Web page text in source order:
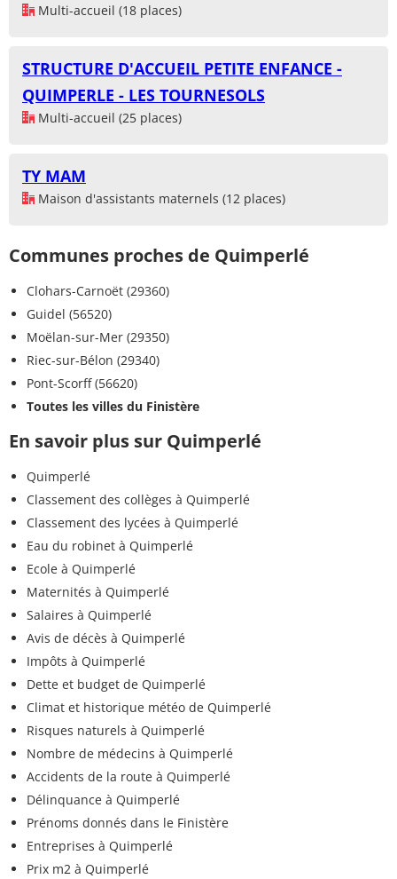
Multi-accueil (18 places)
STRUCTURE D'ACCUEIL PETITE ENFANCE -
QUIMPERLE - LES TOURNESOLS
Multi-accueil (25 places)
TY MAM
Maison d'assistants maternels (12 places)
Communes proches de Quimperlé
Clohars-Carnoët (29360)
Guidel (56520)
Moëlan-sur-Mer (29350)
Riec-sur-Bélon (29340)
Pont-Scorff (56620)
Toutes les villes du Finistère
En savoir plus sur Quimperlé
Quimperlé
Classement des collèges à Quimperlé
Classement des lycées à Quimperlé
Eau du robinet à Quimperlé
Ecole à Quimperlé
Maternités à Quimperlé
Salaires à Quimperlé
Avis de décès à Quimperlé
Impôts à Quimperlé
Dette et budget de Quimperlé
Climat et historique météo de Quimperlé
Risques naturels à Quimperlé
Nombre de médecins à Quimperlé
Accidents de la route à Quimperlé
Délinquance à Quimperlé
Prénoms donnés dans le Finistère
Entreprises à Quimperlé
Prix m2 à Quimperlé